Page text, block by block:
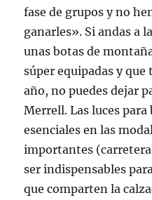
fase de grupos y no
ganarles». Si andas a
unas botas de
súper equipadas y
año, no puedes dejar
Merrell. Las luces
esenciales en las
importantes
ser indispensables
que comparten la